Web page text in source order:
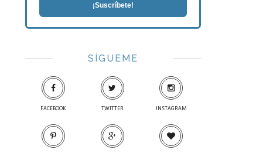
¡Suscríbete!
SÍGUEME
FACEBOOK TWITTER INSTAGRAM